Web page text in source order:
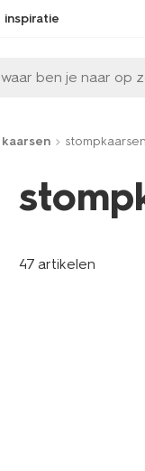
inspiratie
waar ben je naar op
kaarsen stompkaarsen
47 artikelen